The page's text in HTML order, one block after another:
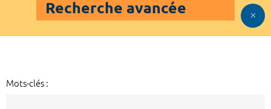
Recherche avancée
Mots-clés :